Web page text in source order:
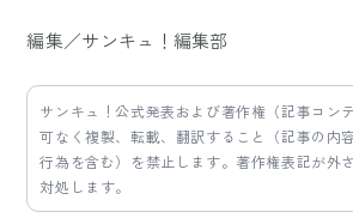
編集／サンキュ！編集部
サンキュ！公式発表および著作権（記事コン
可なく複製、転載、翻訳すること（記事の内
行為を含む）を禁止します。著作権表記が外
対処します。